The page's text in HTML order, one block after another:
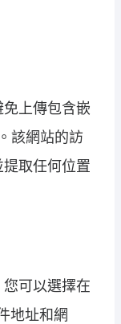
上傳包含嵌
該網站的訪
取任何位置
可以選擇在
地址和網